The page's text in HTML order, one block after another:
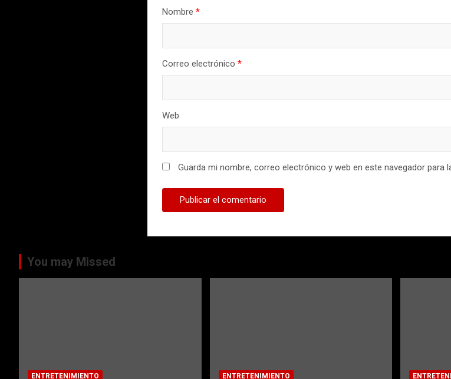
Nombre*
Correo electrónico*
Web
Guarda mi nombre, correo electrónico y web en este navegador para
You may Missed
ENTRETENIMIENTO ENTRETENIMIENTO